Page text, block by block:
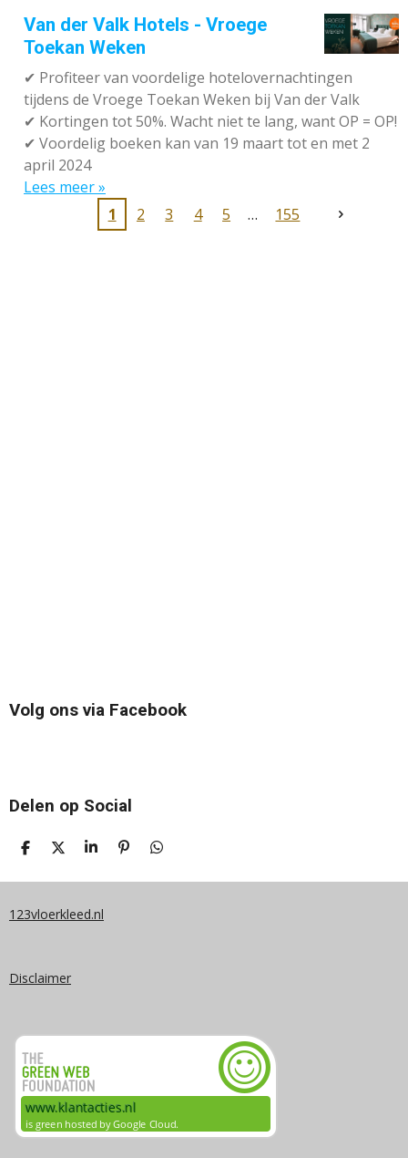
Van der Valk Hotels - Vroege
Toekan Weken
✔ Profiteer van voordelige hotelovernachtingen
tijdens de Vroege Toekan Weken bij Van der Valk
✔ Kortingen tot 50%. Wacht niet te lang, want OP = OP!
✔ Voordelig boeken kan van 19 maart tot en met 2
april 2024
Lees meer »
1
2 3 4 5 155
Volg ons via Facebook
Delen op Social
D
L
N
D
E
S
A
E
P
N
D
L
123vloerkleed.nl
Disclaimer